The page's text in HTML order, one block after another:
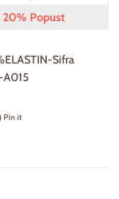
20% Popust
Sifra
A015
Twitter
Pin itPin on Pinterest